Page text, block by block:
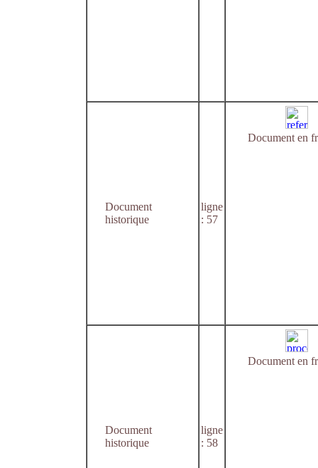
Document
historique
ligne
: 57
Document en
Document
historique
ligne
: 58
Document en